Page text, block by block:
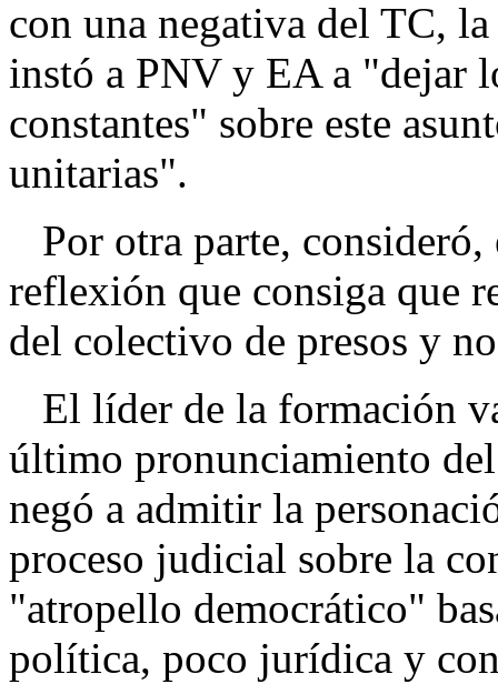
con una negativa del TC,
instó a PNV y EA a "dejar
constantes" sobre este
unitarias".
Por otra parte,
reflexión que consiga que
del colectivo de presos y
El líder de la formación
último pronunciamiento
negó a admitir la
proceso judicial sobre la
"atropello democrático"
política, poco jurídica y